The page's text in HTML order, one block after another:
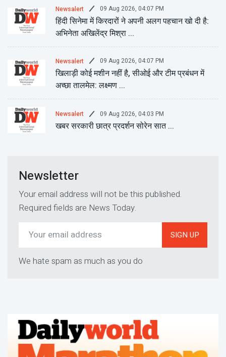
Newsalert 09 Aug 2026, 04:07 PM
हिंदी सिनेमा में किरदारों ने अपनी अलग पहचान खो दी है:
अभिनेता अखिलेंद्र मिश्रा ...
Newsalert 09 Aug 2026, 04:07 PM
खिलाड़ी कोई मशीन नहीं है, सीओई और टीम प्रबंधन में
अच्छा तालमेल: लक्ष्मण ...
Newsalert 09 Aug 2026, 04:03 PM
खबर सरकारी छात्र प्रदर्शन सोरेन सात ...
Newsletter
Your email address will not be this published.
Required fields are News Today.
SIGN UP
We hate spam as much as you do